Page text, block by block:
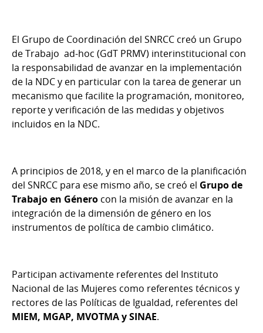
El Grupo de Coordinación del SNRCC creó un Grupo
de Trabajo ad-hoc (GdT PRMV) interinstitucional con
la responsabilidad de avanzar en la implementación
de la NDC y en particular con la tarea de generar un
mecanismo que facilite la programación, monitoreo,
reporte y verificación de las medidas y objetivos
incluidos en la NDC.
A principios de 2018, y en el marco de la planificación
del SNRCC para ese mismo año, se creó el Grupo de
Trabajo en Género con la misión de avanzar en la
integración de la dimensión de género en los
instrumentos de política de cambio climático.
Participan activamente referentes del Instituto
Nacional de las Mujeres como referentes técnicos y
rectores de las Políticas de Igualdad, referentes del
MIEM, MGAP, MVOTMA y SINAE.